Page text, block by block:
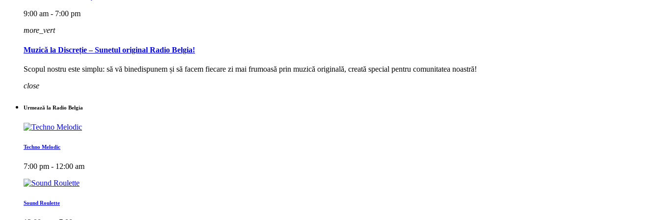
9:00 am - 7:00 pm
more_vert
Muzică la Discreție – Sunetul original Radio Belgia!
Scopul nostru este simplu: să vă binedispunem și să facem fiecare zi mai frumoasă prin muzică originală, creată special pentru comunitatea noastră!
close
Urmează la Radio Belgia
Techno Melodic
7:00 pm - 12:00 am
Sound Roulette